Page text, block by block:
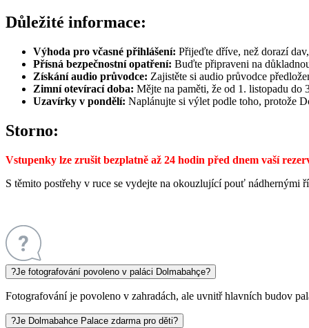
Důležité informace:
Výhoda pro včasné přihlášení: Přijeďte dříve, než dorazí
Přísná bezpečnostní opatření: Buďte připraveni na
Získání audio průvodce: Zajistěte si audio průvodce
Zimní otevírací doba: Mějte na paměti, že od 1. listopadu do
Uzavírky v pondělí: Naplánujte si výlet podle toho, protože
Storno:
Vstupenky lze zrušit bezplatně až 24 hodin před dnem vaší
S těmito postřehy v ruce se vydejte na okouzlující pouť nádhernými
?Je fotografování povoleno v paláci Dolmabahçe?
Fotografování je povoleno v zahradách, ale uvnitř hlavních budov
?Je Dolmabahce Palace zdarma pro děti?